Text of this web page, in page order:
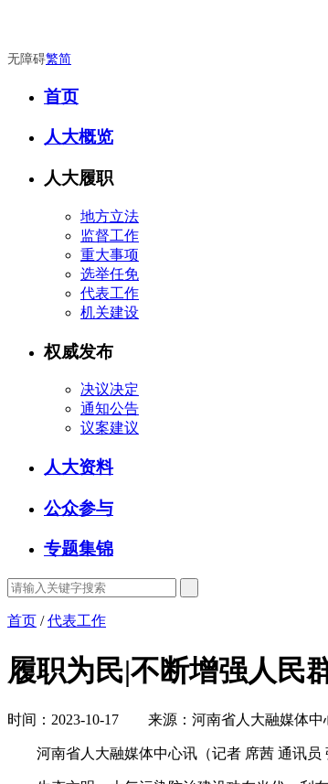
无障碍繁简
首页
人大概览
人大履职
地方立法
监督工作
重大事项
选举任免
代表工作
机关建设
权威发布
决议决定
通知公告
议案建议
人大资料
公众参与
专题集锦
首页 /代表工作
履职为民|不断增强人民
时间：2023-10-17 来源：河南省人大融媒体中
河南省人大融媒体中心讯（记者 席茜 通讯员